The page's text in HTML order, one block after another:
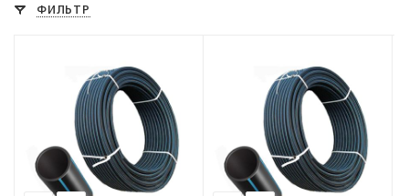
ФИЛЬТР